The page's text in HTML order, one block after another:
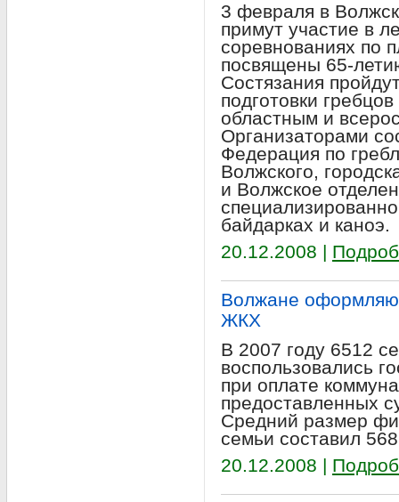
3 февраля в
примут участие в
соревнованиях по
посвящены 65-
Состязания
подготовки
областным и
Организаторами
Федерация по
Волжского,
и Волжское
байдарках и каноэ.
20.12.2008 |
Волжане
ЖКХ
В 2007 году 6512
воспользовались
при оплате
предоставленных
Средний размер
семьи составил
20.12.2008 |